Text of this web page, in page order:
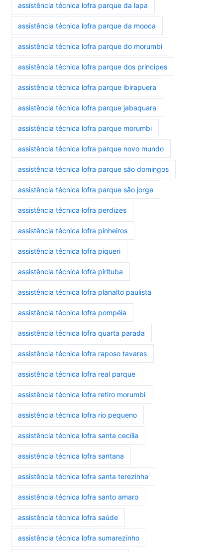
assistência técnica lofra parque da lapa
assistência técnica lofra parque da mooca
assistência técnica lofra parque do morumbi
assistência técnica lofra parque dos principes
assistência técnica lofra parque ibirapuera
assistência técnica lofra parque jabaquara
assistência técnica lofra parque morumbi
assistência técnica lofra parque novo mundo
assistência técnica lofra parque são domingos
assistência técnica lofra parque são jorge
assistência técnica lofra perdizes
assistência técnica lofra pinheiros
assistência técnica lofra piqueri
assistência técnica lofra pirituba
assistência técnica lofra planalto paulista
assistência técnica lofra pompéia
assistência técnica lofra quarta parada
assistência técnica lofra raposo tavares
assistência técnica lofra real parque
assistência técnica lofra retiro morumbi
assistência técnica lofra rio pequeno
assistência técnica lofra santa cecília
assistência técnica lofra santana
assistência técnica lofra santa terezinha
assistência técnica lofra santo amaro
assistência técnica lofra saúde
assistência técnica lofra sumarezinho